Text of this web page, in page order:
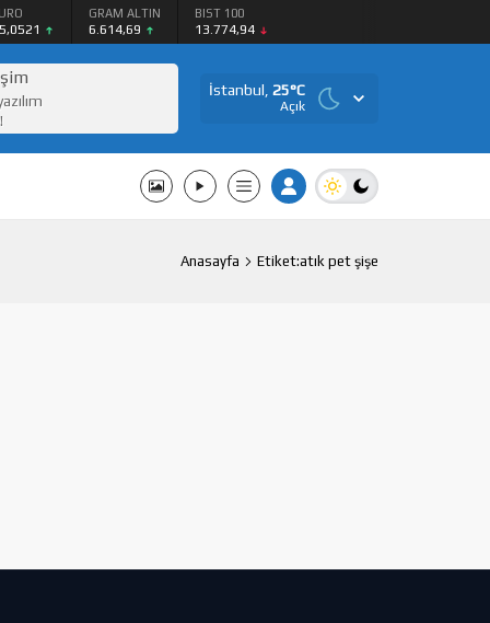
GRAM ALTIN
6.614,69
BIST 100
13.774,94
İstanbul,25°C
Açık
Anasayfa Etiket:atık pet şişe